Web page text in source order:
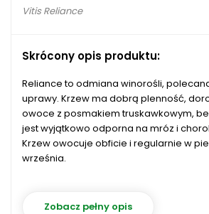
Vitis Reliance
Skrócony opis produktu:
Reliance to odmiana winorośli,
uprawy. Krzew ma dobrą plenność,
owoce z posmakiem truskawkowym,
jest wyjątkowo odporna na mróz i
Krzew owocuje obficie i regularnie w
września.
Zobacz pełny opis